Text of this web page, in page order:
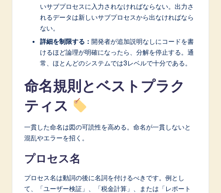
いサブプロセスに入力されなければならない。出力さ
れるデータは新しいサブプロセスから出なければなら
ない。
詳細を制限する： 開発者が追加説明なしにコードを書
けるほど論理が明確になったら、分解を停止する。通
常、ほとんどのシステムでは3レベルで十分である。
命名規則とベストプラク
ティス
一貫した命名は図の可読性を高める。命名が一貫しないと
混乱やエラーを招く。
プロセス名
プロセス名は動詞の後に名詞を付けるべきです。例とし
て、「ユーザー検証」、「税金計算」、または「レポート